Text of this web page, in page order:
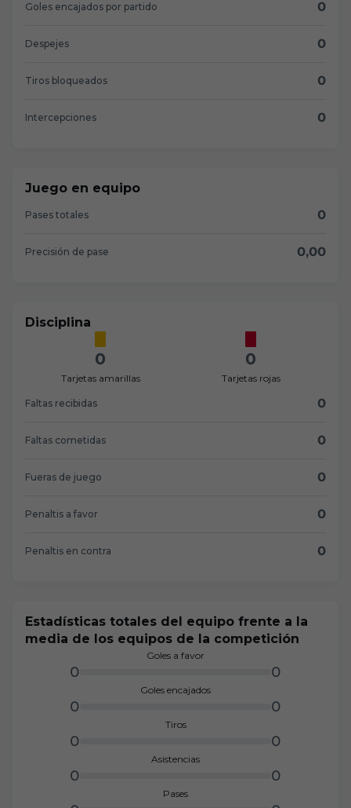
Goles encajados por partido 0
Despejes 0
Tiros bloqueados 0
Intercepciones 0
Juego en equipo
Pases totales 0
Precisión de pase 0,00
Disciplina
0
Tarjetas amarillas
0
Tarjetas rojas
Faltas recibidas 0
Faltas cometidas 0
Fueras de juego 0
Penaltis a favor 0
Penaltis en contra 0
Estadísticas totales del equipo frente a la
media de los equipos de la competición
Goles a favor
0 0
Goles encajados
0 0
Tiros
0 0
Asistencias
0 0
Pases